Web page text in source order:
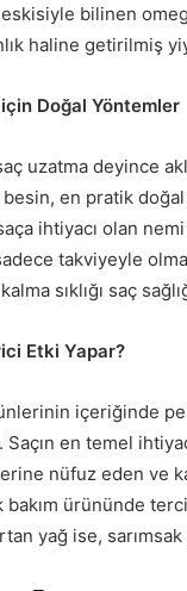
eskisiyle bilinen
haline getirilmiş
Doğal Yöntemler
saç uzatma deyince
en pratik
ihtiyacı olan
takviyeyle
sıklığı saç
Etki Yapar?
içeriğinde
Saçın en temel
nüfuz eden ve
ürününde
yağ ise, sarımsak